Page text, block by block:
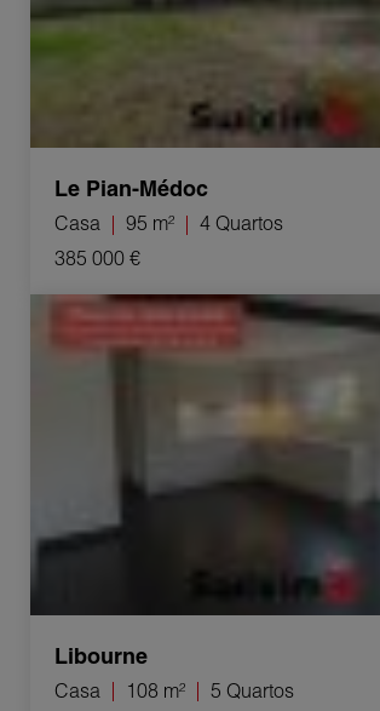
Le Pian-Médoc
Casa 95 m²
4 Quartos
385 000 €
Venda Casa Libourne 5 Quartos 108 m²
Libourne
Casa 108 m²
5 Quartos